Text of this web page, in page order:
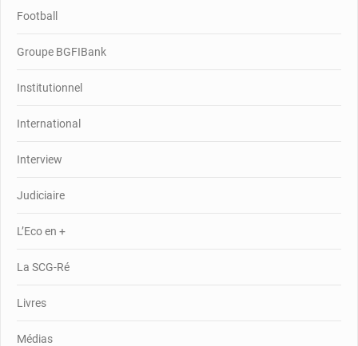
Football
Groupe BGFIBank
Institutionnel
International
Interview
Judiciaire
L’Eco en +
La SCG-Ré
Livres
Médias